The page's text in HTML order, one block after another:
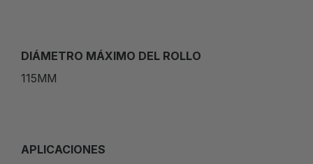
DIÁMETRO MÁXIMO DEL ROLLO
115MM
APLICACIONES